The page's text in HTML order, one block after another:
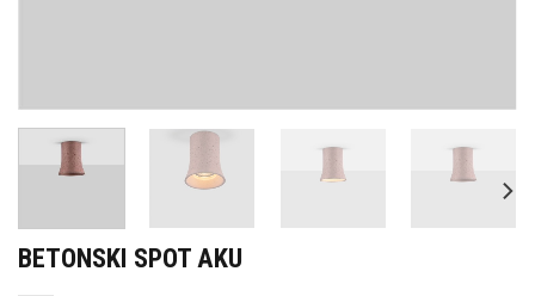
BETONSKI SPOT AKU